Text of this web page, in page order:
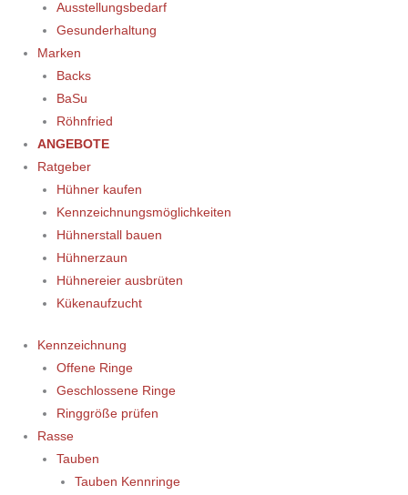
Ausstellungsbedarf
Gesunderhaltung
Marken
Backs
BaSu
Röhnfried
ANGEBOTE
Ratgeber
Hühner kaufen
Kennzeichnungsmöglichkeiten
Hühnerstall bauen
Hühnerzaun
Hühnereier ausbrüten
Kükenaufzucht
Kennzeichnung
Offene Ringe
Geschlossene Ringe
Ringgröße prüfen
Rasse
Tauben
Tauben Kennringe